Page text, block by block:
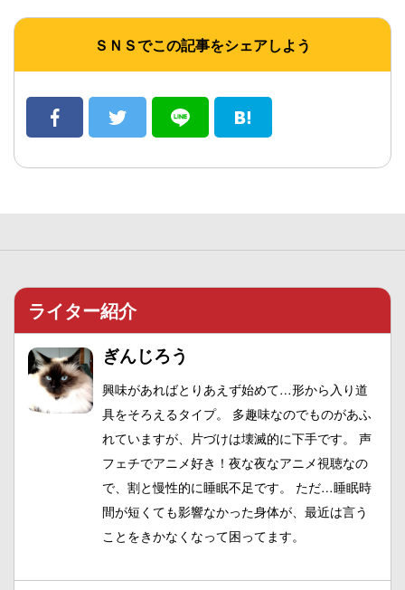
ＳＮＳでこの記事をシェアしよう
ライター紹介
ぎんじろう
興味があればとりあえず始めて…形から入り道
具をそろえるタイプ。 多趣味なのでものがあふ
れていますが、片づけは壊滅的に下手です。 声
フェチでアニメ好き！夜な夜なアニメ視聴なの
で、割と慢性的に睡眠不足です。 ただ…睡眠時
間が短くても影響なかった身体が、最近は言う
ことをきかなくなって困ってます。